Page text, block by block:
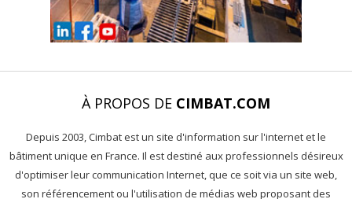
À PROPOS DE CIMBAT.COM
Depuis 2003, Cimbat est un site d'information sur l'internet et le
bâtiment unique en France. Il est destiné aux professionnels désireux
d'optimiser leur communication Internet, que ce soit via un site web,
son référencement ou l'utilisation de médias web proposant des